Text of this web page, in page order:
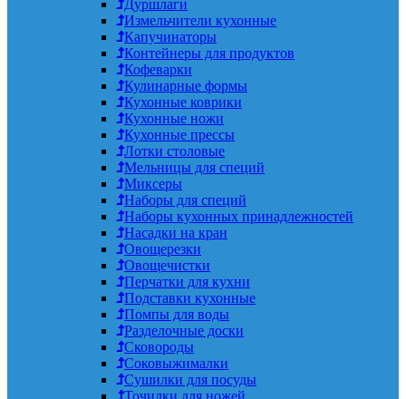
Дуршлаги
Измельчители кухонные
Капучинаторы
Контейнеры для продуктов
Кофеварки
Кулинарные формы
Кухонные коврики
Кухонные ножи
Кухонные прессы
Лотки столовые
Мельницы для специй
Миксеры
Наборы для специй
Наборы кухонных принадлежностей
Насадки на кран
Овощерезки
Овощечистки
Перчатки для кухни
Подставки кухонные
Помпы для воды
Разделочные доски
Сковороды
Соковыжималки
Сушилки для посуды
Точилки для ножей